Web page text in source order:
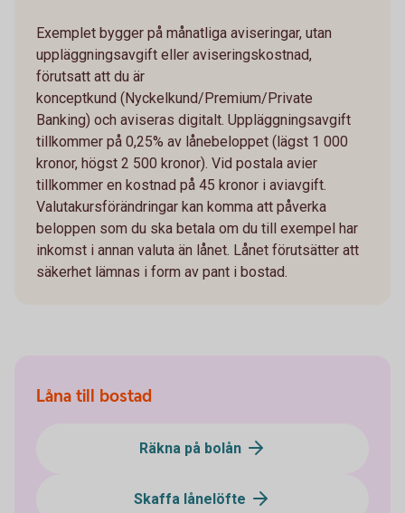
Exemplet bygger på månatliga aviseringar, utan
uppläggningsavgift eller aviseringskostnad,
förutsatt att du är
konceptkund (Nyckelkund/Premium/Private
Banking) och aviseras digitalt. Uppläggningsavgift
tillkommer på 0,25% av lånebeloppet (lägst 1 000
kronor, högst 2 500 kronor). Vid postala avier
tillkommer en kostnad på 45 kronor i aviavgift.
Valutakursförändringar kan komma att påverka
beloppen som du ska betala om du till exempel har
inkomst i annan valuta än lånet. Lånet förutsätter att
säkerhet lämnas i form av pant i bostad.
Låna till bostad
Räkna på bolån
Skaffa lånelöfte